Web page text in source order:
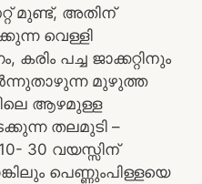
മുണ്ട്, അതിന്
വെള്ളി
പച്ച ജാക്കറ്റിനും
മുഴുത്ത
ആഴമുള്ള
തലമുടി –
30 വയസ്സിന്
പെണ്ണുംപിള്ളയെ